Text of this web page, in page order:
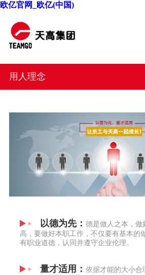
欧亿官网_欧亿(中国)
用人理念
以德为先： 德是做人之本，做
高，要做好本职工作，不仅要有基本的
有职业道德，认同并遵守企业伦理。
量才适用： 依据才能的大小合